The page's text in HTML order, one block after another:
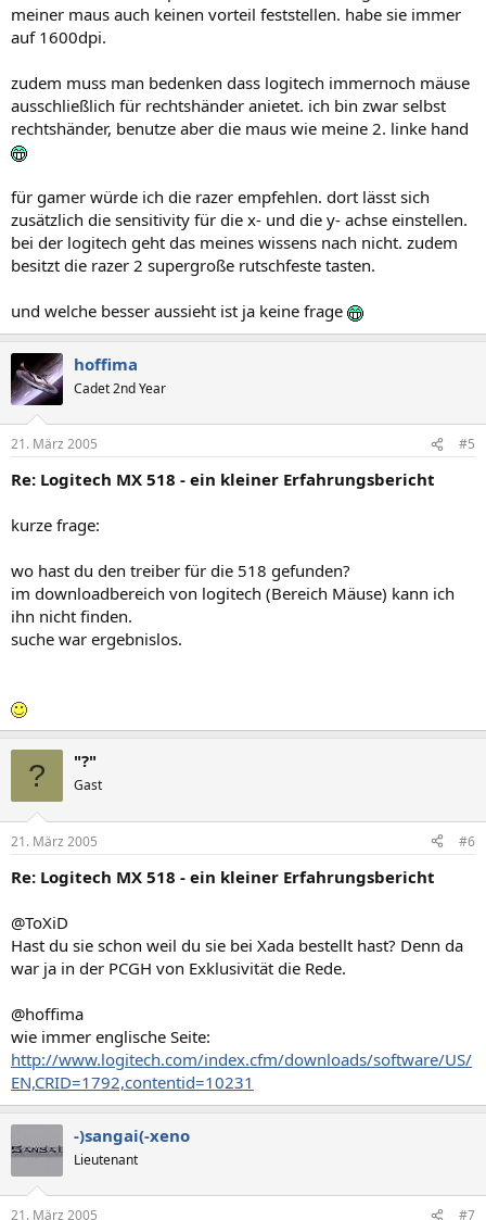
meiner maus auch keinen vorteil feststellen. habe sie immer
auf 1600dpi.
zudem muss man bedenken dass logitech immernoch mäuse
ausschließlich für rechtshänder anietet. ich bin zwar selbst
rechtshänder, benutze aber die maus wie meine 2. linke hand
für gamer würde ich die razer empfehlen. dort lässt sich
zusätzlich die sensitivity für die x- und die y- achse einstellen.
bei der logitech geht das meines wissens nach nicht. zudem
besitzt die razer 2 supergroße rutschfeste tasten.
und welche besser aussieht ist ja keine frage
hoffima
Cadet 2nd Year
21. März 2005 #5
Re: Logitech MX 518 - ein kleiner Erfahrungsbericht
kurze frage:
wo hast du den treiber für die 518 gefunden?
im downloadbereich von logitech (Bereich Mäuse) kann ich
ihn nicht finden.
suche war ergebnislos.
? "?"
Gast
21. März 2005 #6
Re: Logitech MX 518 - ein kleiner Erfahrungsbericht
@ToXiD
Hast du sie schon weil du sie bei Xada bestellt hast? Denn da
war ja in der PCGH von Exklusivität die Rede.
@hoffima
wie immer englische Seite:
http://www.logitech.com/index.cfm/downloads/software/US/
EN,CRID=1792,contentid=10231
-)sangai(-xeno
Lieutenant
21. März 2005 #7